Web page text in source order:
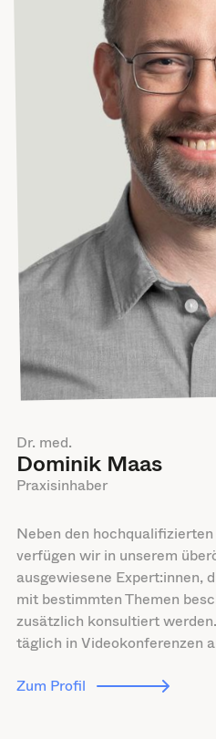
Dr. med.
Dominik Maas
Praxisinhaber
Neben den
verfügen wir in unserem
ausgewiesene Expert:innen,
mit bestimmten Themen
zusätzlich konsultiert
täglich in Videokonferenzen
Zum Profil